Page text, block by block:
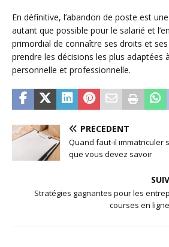
En définitive, l’abandon de poste est
autant que possible pour le salarié et
primordial de connaître ses droits et
prendre les décisions les plus adaptées
personnelle et professionnelle.
PRÉCÉDENT
Quand faut-il immatriculer
que vous devez savoir
Stratégies gagnantes pour les
courses en